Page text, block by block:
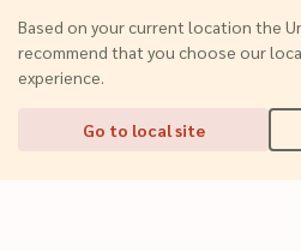
Based on your current location the
recommend that you choose our
experience.
Go to local site